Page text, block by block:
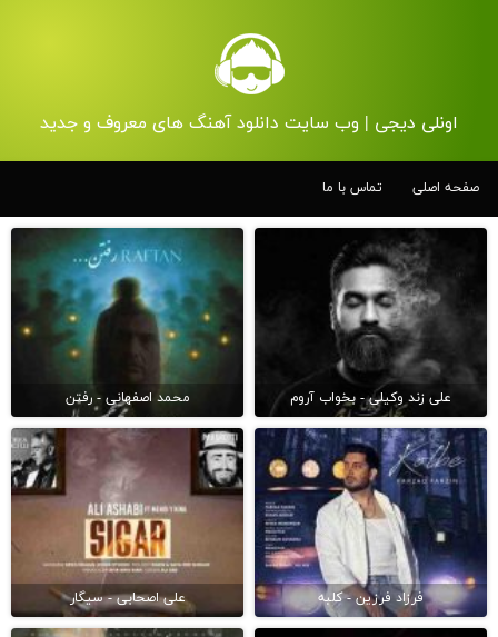
اونلی دیجی | وب سایت دانلود آهنگ های معروف و جدید
صفحه اصلی تماس با ما
علی زند وکیلی - بخواب آروم محمد اصفهانی - رفتن
فرزاد فرزین - کلبه علی اصحابی - سیگار